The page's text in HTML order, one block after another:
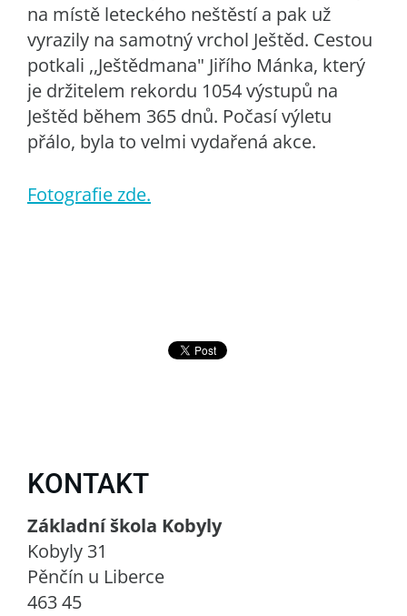
na místě leteckého neštěstí a pak už
vyrazily na samotný vrchol Ještěd. Cestou
potkali ,,Ještědmana" Jiřího Mánka, který
je držitelem rekordu 1054 výstupů na
Ještěd během 365 dnů. Počasí výletu
přálo, byla to velmi vydařená akce.
Fotografie zde.
KONTAKT
Základní škola Kobyly
Kobyly 31
Pěnčín u Liberce
463 45